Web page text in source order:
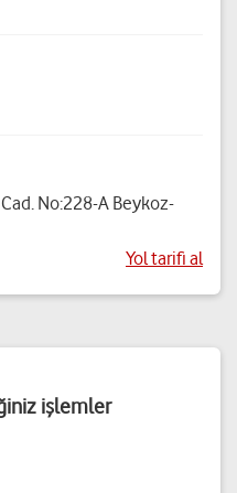
No:228-A Beykoz-
Yol tarifi al
işlemler